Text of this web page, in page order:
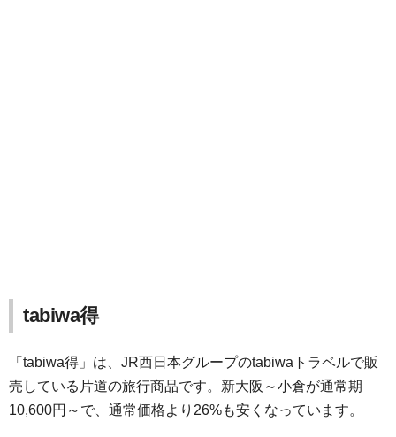
tabiwa得
「tabiwa得」は、JR西日本グループのtabiwaトラベルで販
売している片道の旅行商品です。新大阪～小倉が通常期
10,600円～で、通常価格より26%も安くなっています。